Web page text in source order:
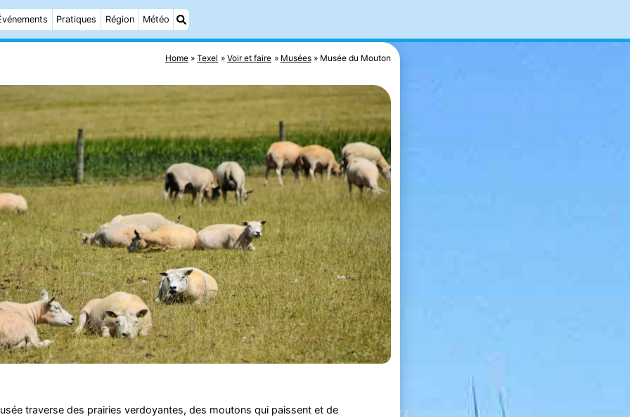
Pratiques Région Météo
Home Texel Voir et faire Musées Musée du Mouton
traverse des prairies verdoyantes, des moutons qui paissent et de